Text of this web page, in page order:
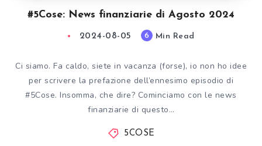
#5Cose: News finanziarie di Agosto 2024
2024-08-05 6 Min Read
Ci siamo. Fa caldo, siete in vacanza (forse), io non ho idee
per scrivere la prefazione dell’ennesimo episodio di
#5Cose. Insomma, che dire? Cominciamo con le news
finanziarie di questo…
5COSE